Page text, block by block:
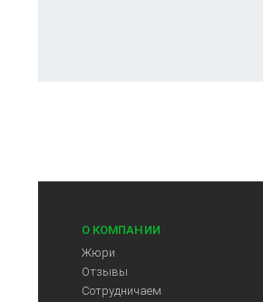
О КОМПАНИИ
Жюри
Отзывы
Сотрудничаем